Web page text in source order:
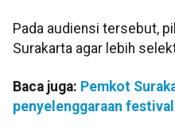
Pada audiensi tersebut,
Surakarta agar lebih
Baca juga: Pemkot
penyelenggaraan